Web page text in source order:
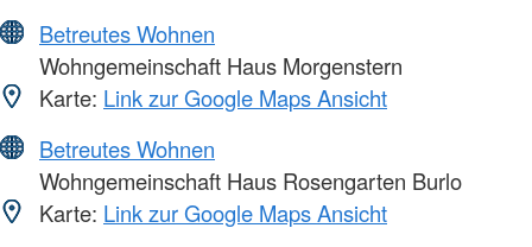
Betreutes Wohnen
Wohngemeinschaft Haus Morgenstern
Karte: Link zur Google Maps Ansicht
Betreutes Wohnen
Wohngemeinschaft Haus Rosengarten Burlo
Karte: Link zur Google Maps Ansicht